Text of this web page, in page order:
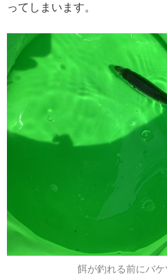
ってしまいます。
餌が釣れる前にバケ